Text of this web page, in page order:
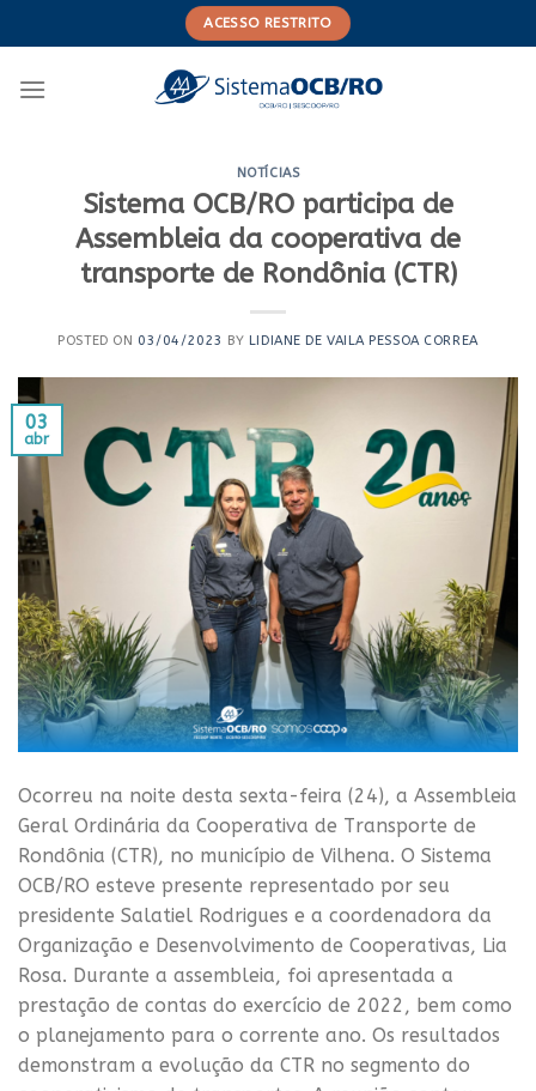
to
ACESSO RESTRITO
NOTÍCIAS
Sistema OCB/RO participa de
Assembleia da cooperativa de
transporte de Rondônia (CTR)
POSTED ON 03/04/2023 BY LIDIANE DE VAILA PESSOA CORREA
03
abr
Ocorreu na noite desta sexta-feira (24), a Assembleia
Geral Ordinária da Cooperativa de Transporte de
Rondônia (CTR), no município de Vilhena. O Sistema
OCB/RO esteve presente representado por seu
presidente Salatiel Rodrigues e a coordenadora da
Organização e Desenvolvimento de Cooperativas, Lia
Rosa. Durante a assembleia, foi apresentada a
prestação de contas do exercício de 2022, bem como
o planejamento para o corrente ano. Os resultados
demonstram a evolução da CTR no segmento do